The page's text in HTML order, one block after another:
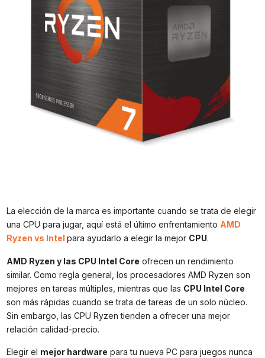
La elección de la marca es importante cuando se trata de elegir
una CPU para jugar, aquí está el último enfrentamiento AMD
Ryzen vs Intel para ayudarlo a elegir la mejor CPU.
AMD Ryzen y las CPU Intel Core ofrecen un rendimiento
similar. Como regla general, los procesadores AMD Ryzen son
mejores en tareas múltiples, mientras que las CPU Intel Core
son más rápidas cuando se trata de tareas de un solo núcleo.
Sin embargo, las CPU Ryzen tienden a ofrecer una mejor
relación calidad-precio.
Elegir el mejor hardware para tu nueva PC para juegos nunca